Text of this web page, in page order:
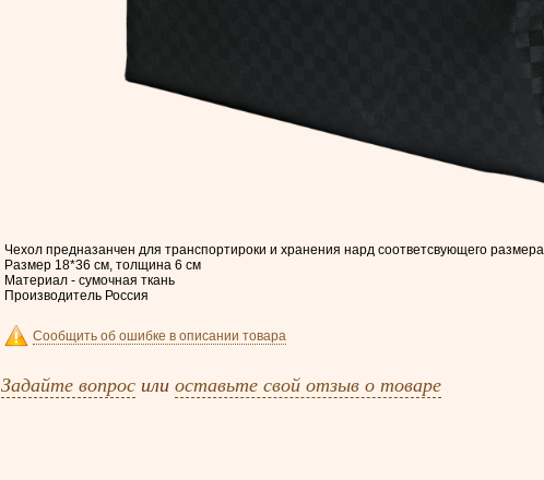
Чехол предназанчен для транспортироки и хранения нард соответсвующего размера
Размер 18*36 см, толщина 6 см
Материал - сумочная ткань
Производитель Россия
Сообщить об ошибке в описании товара
Задайте вопрос или оставьте свой отзыв о товаре